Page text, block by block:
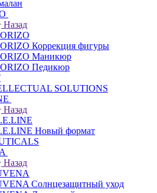
Назад
Коррекция фигуры
Маникюр
Педикюр
SOLUTIONS
Назад
Новый формат
Назад
Солнцезащитный уход